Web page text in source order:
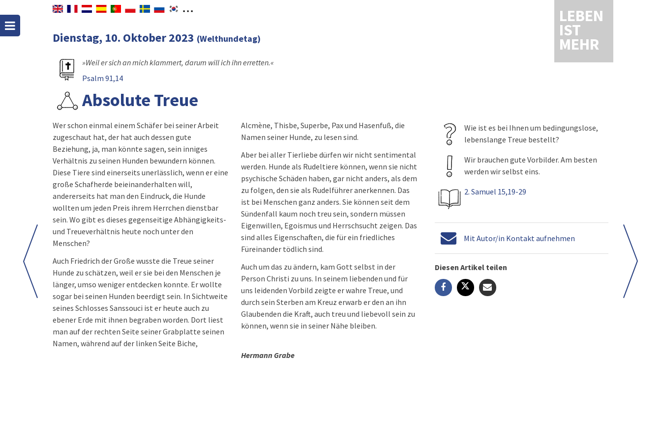
LEBEN
IST
MEHR
Dienstag, 10. Oktober 2023 (Welthundetag)
»Weil er sich an mich klammert, darum will ich ihn erretten.«
Psalm 91,14
Absolute Treue
Wer schon einmal einem Schäfer bei seiner Arbeit
zugeschaut hat, der hat auch dessen gute
Beziehung, ja, man könnte sagen, sein inniges
Verhältnis zu seinen Hunden bewundern können.
Diese Tiere sind einerseits unerlässlich, wenn er eine
große Schafherde beieinanderhalten will,
andererseits hat man den Eindruck, die Hunde
wollten um jeden Preis ihrem Herrchen dienstbar
sein. Wo gibt es dieses gegenseitige Abhängigkeits-
und Treueverhältnis heute noch unter den
Menschen?
Auch Friedrich der Große wusste die Treue seiner
Hunde zu schätzen, weil er sie bei den Menschen je
länger, umso weniger entdecken konnte. Er wollte
sogar bei seinen Hunden beerdigt sein. In Sichtweite
seines Schlosses Sanssouci ist er heute auch zu
ebener Erde mit ihnen begraben worden. Dort liest
man auf der rechten Seite seiner Grabplatte seinen
Namen, während auf der linken Seite Biche,
Alcmène, Thisbe, Superbe, Pax und Hasenfuß, die
Namen seiner Hunde, zu lesen sind.
Aber bei aller Tierliebe dürfen wir nicht sentimental
werden. Hunde als Rudeltiere können, wenn sie nicht
psychische Schäden haben, gar nicht anders, als dem
zu folgen, den sie als Rudelführer anerkennen. Das
ist bei Menschen ganz anders. Sie können seit dem
Sündenfall kaum noch treu sein, sondern müssen
Eigenwillen, Egoismus und Herrschsucht zeigen. Das
sind alles Eigenschaften, die für ein friedliches
Füreinander tödlich sind.
Auch um das zu ändern, kam Gott selbst in der
Person Christi zu uns. In seinem liebenden und für
uns leidenden Vorbild zeigte er wahre Treue, und
durch sein Sterben am Kreuz erwarb er den an ihn
Glaubenden die Kraft, auch treu und liebevoll sein zu
können, wenn sie in seiner Nähe bleiben.
Hermann Grabe
Wie ist es bei Ihnen um bedingungslose,
lebenslange Treue bestellt?
Wir brauchen gute Vorbilder. Am besten
werden wir selbst eins.
2. Samuel 15,19-29
Mit Autor/in Kontakt aufnehmen
Diesen Artikel teilen